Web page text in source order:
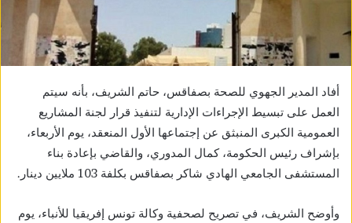
أفاد المدير الجهوي للصحة بصفاقس، حاتم الشريف، بأنه سيتم
العمل على تبسيط الإجراءات الإدارية لتنفيذ قرار لجنة المشاريع
العمومية الكبرى المنبثق عن إجتماعها الأول المنعقد، يوم الأربعاء،
بإشراف رئيس الحكومة، كمال المدوري، والقاضي بإعادة بناء
المستشفى الجامعي الهادي شاكر بصفاقس بكلفة 103 ملايين دينار.
وأوضح الشريف، في تصريح لصحفية وكالة تونس إفريقيا للأنباء، يوم